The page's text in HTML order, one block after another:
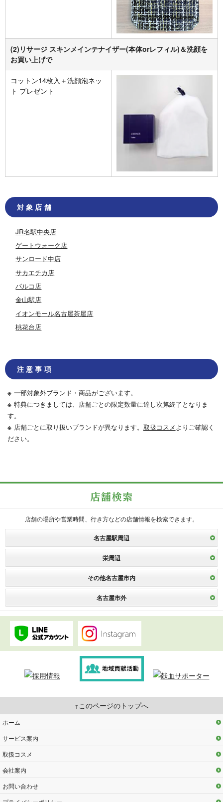
(2)リサージ スキンメインテナイザー(本体orレフィル)＆洗顔を
お買い上げで
コットン14枚入＋洗顔泡ネッ
ト プレゼント
対象店舗
JR名駅中央店
ゲートウォーク店
サンロード中店
サカエチカ店
パルコ店
金山駅店
イオンモール名古屋茶屋店
桃花台店
注意事項
一部対象外ブランド・商品がございます。
特典につきましては、店舗ごとの限定数量に達し次第終了となりま
す。
店舗ごとに取り扱いブランドが異なります。 取扱コスメ よりご確認く
ださい。
店舗の場所や営業時間、行き方などの店舗情報を検索できます。
名古屋駅周辺
栄周辺
その他名古屋市内
名古屋市外
このページのトップへ
ホーム
サービス案内
取扱コスメ
会社案内
お問い合わせ